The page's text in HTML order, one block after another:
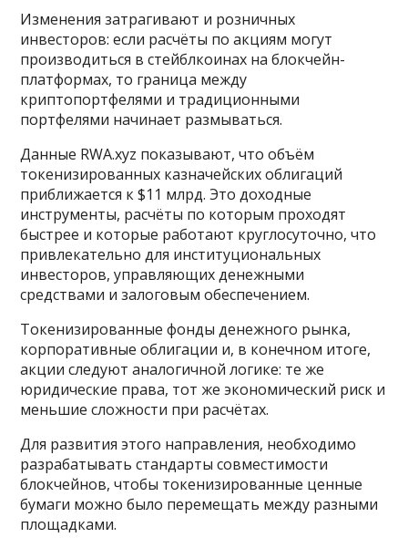
Изменения затрагивают и розничных
инвесторов: если расчёты по акциям могут
производиться в стейблкоинах на блокчейн-
платформах, то граница между
криптопортфелями и традиционными
портфелями начинает размываться.
Данные RWA.xyz показывают, что объём
токенизированных казначейских облигаций
приближается к $11 млрд. Это доходные
инструменты, расчёты по которым проходят
быстрее и которые работают круглосуточно, что
привлекательно для институциональных
инвесторов, управляющих денежными
средствами и залоговым обеспечением.
Токенизированные фонды денежного рынка,
корпоративные облигации и, в конечном итоге,
акции следуют аналогичной логике: те же
юридические права, тот же экономический риск и
меньшие сложности при расчётах.
Для развития этого направления, необходимо
разрабатывать стандарты совместимости
блокчейнов, чтобы токенизированные ценные
бумаги можно было перемещать между разными
площадками.